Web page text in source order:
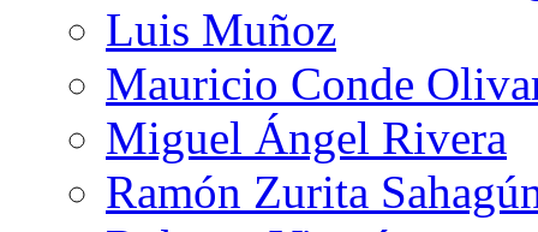
Luis Muñoz
Mauricio Conde
Miguel Ángel Rivera
Ramón Zurita